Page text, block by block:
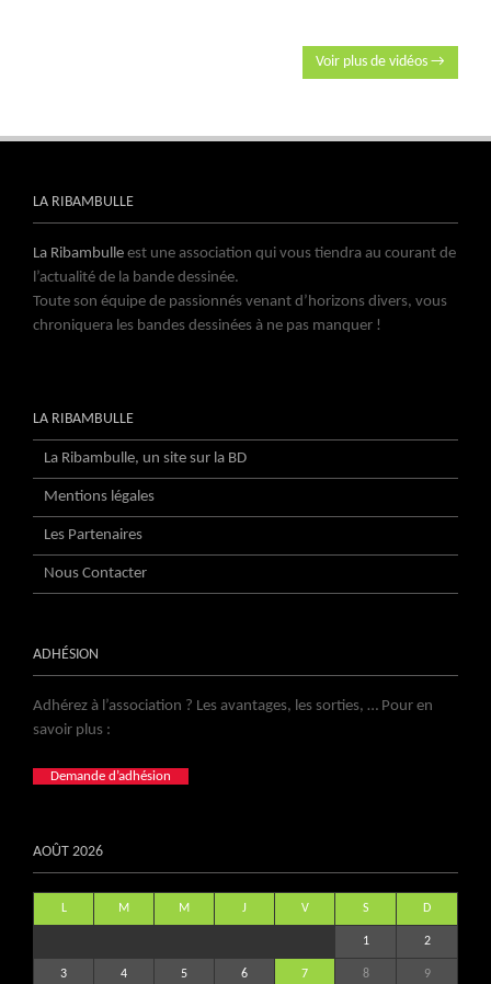
Voir plus de vidéos →
LA RIBAMBULLE
La Ribambulle est une association qui vous tiendra au courant de
l’actualité de la bande dessinée.
Toute son équipe de passionnés venant d’horizons divers, vous
chroniquera les bandes dessinées à ne pas manquer !
LA RIBAMBULLE
La Ribambulle, un site sur la BD
Mentions légales
Les Partenaires
Nous Contacter
ADHÉSION
Adhérez à l’association ? Les avantages, les sorties, … Pour en
savoir plus :
Demande d’adhésion
AOÛT 2026
L M M J V S D
1 2
3 4 5 6 7 8 9